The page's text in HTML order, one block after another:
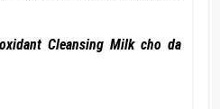
Cleansing Milk cho da